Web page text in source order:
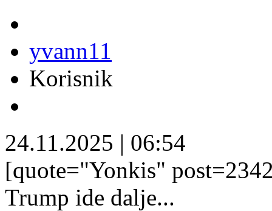
yvann11
Korisnik
24.11.2025 | 06:54
[quote="Yonkis"
Trump ide dalje...